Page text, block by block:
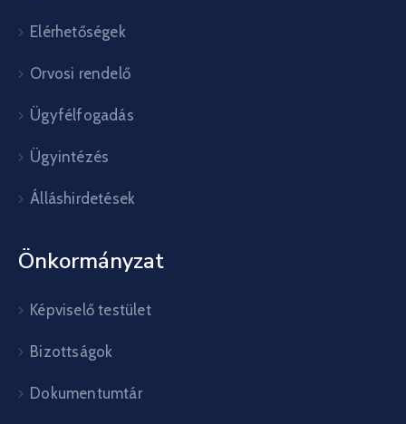
Elérhetőségek
Orvosi rendelő
Ügyfélfogadás
Ügyintézés
Álláshirdetések
Önkormányzat
Képviselő testület
Bizottságok
Dokumentumtár